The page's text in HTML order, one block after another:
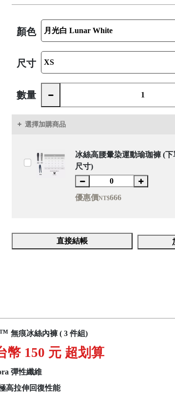
顏色
尺寸
數量
選擇加購商品
冰絲高腰暈染運動瑜珈褲 (
尺寸)
優惠價NT$666
直接結帳
無痕冰絲內褲 ( 3 件組)
幣 150 元 超划算
彈性纖維
高拉伸回復性能